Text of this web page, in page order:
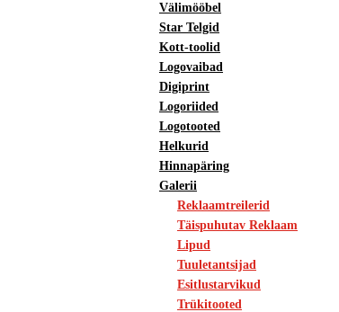
Välimööbel
Star Telgid
Kott-toolid
Logovaibad
Digiprint
Logoriided
Logotooted
Helkurid
Hinnapäring
Galerii
Reklaamtreilerid
Täispuhutav Reklaam
Lipud
Tuuletantsijad
Esitlustarvikud
Trükitooted